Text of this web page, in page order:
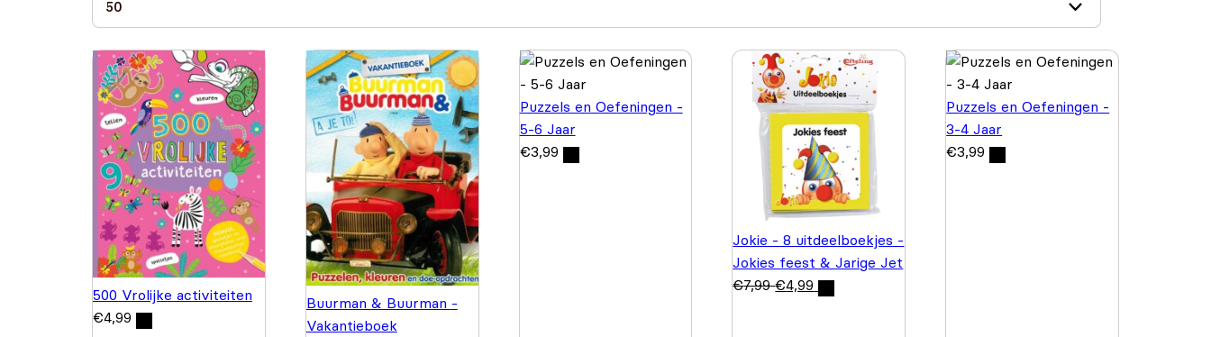
500 Vrolijke activiteiten
€4,99
Buurman & Buurman -
Vakantieboek
Puzzels en Oefeningen -
5-6 Jaar
€3,99
Jokie - 8 uitdeelboekjes -
Jokies feest & Jarige Jet
€7,99 €4,99
Puzzels en Oefeningen -
3-4 Jaar
€3,99